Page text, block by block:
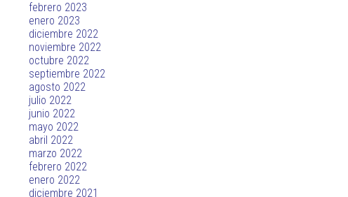
febrero 2023
enero 2023
diciembre 2022
noviembre 2022
octubre 2022
septiembre 2022
agosto 2022
julio 2022
junio 2022
mayo 2022
abril 2022
marzo 2022
febrero 2022
enero 2022
diciembre 2021